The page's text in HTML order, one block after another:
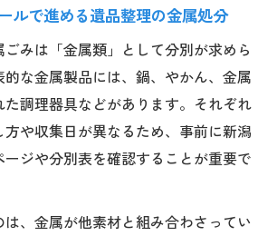
ルで進める遺品整理の金属処分
みは「金属類」として分別が求めら
な金属製品には、鍋、やかん、金属
調理器具などがあります。それぞれ
や収集日が異なるため、事前に新潟
ジや分別表を確認することが重要で
、金属が他素材と組み合わさってい